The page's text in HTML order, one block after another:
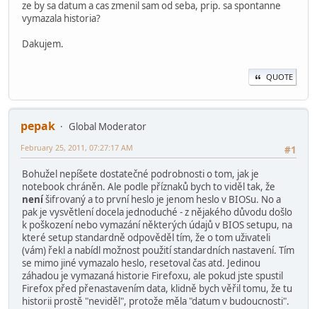
ze by sa datum a cas zmenil sam od seba, prip. sa spontanne
vymazala historia?
Dakujem.
QUOTE
pepak
Global Moderator
#1
February 25, 2011, 07:27:17 AM
Bohužel nepíšete dostatečné podrobnosti o tom, jak je
notebook chráněn. Ale podle příznaků bych to viděl tak, že
neníšifrovaný a to první heslo je jenom heslo v BIOSu. No a
pak je vysvětlení docela jednoduché - z nějakého důvodu došlo
k poškození nebo vymazání některých údajů v BIOS setupu, na
které setup standardně odpověděl tím, že o tom uživateli
(vám) řekl a nabídl možnost použití standardních nastavení. Tím
se mimo jiné vymazalo heslo, resetoval čas atd. Jedinou
záhadou je vymazaná historie Firefoxu, ale pokud jste spustil
Firefox před přenastavením data, klidně bych věřil tomu, že tu
historii prostě "neviděl", protože měla "datum v budoucnosti".